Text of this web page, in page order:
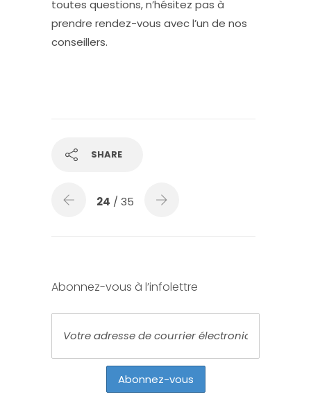
toutes questions, n’hésitez pas à
prendre rendez-vous avec l’un de nos
conseillers.
SHARE
24 / 35
Abonnez-vous à l’infolettre